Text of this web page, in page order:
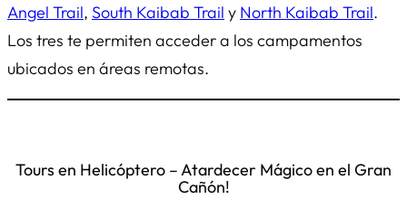
Angel Trail, South Kaibab Trail y North Kaibab Trail.
Los tres te permiten acceder a los campamentos
ubicados en áreas remotas.
Tours en Helicóptero – Atardecer Mágico en el Gran
Cañón!